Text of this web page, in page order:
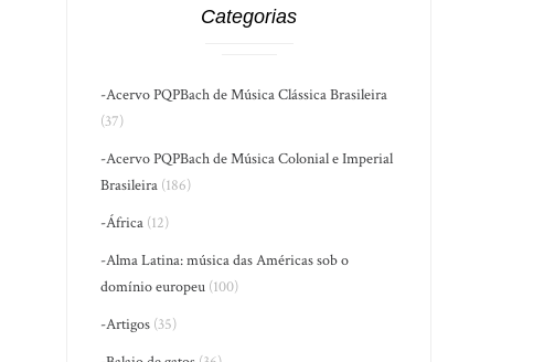
Categorias
-Acervo PQPBach de Música Clássica Brasileira
(37)
-Acervo PQPBach de Música Colonial e Imperial
Brasileira (186)
-África (12)
-Alma Latina: música das Américas sob o
domínio europeu (100)
-Artigos (35)